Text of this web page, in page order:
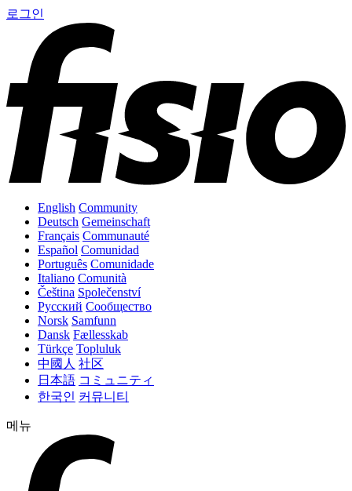
로그인
English Community
Deutsch Gemeinschaft
Français Communauté
Español Comunidad
Português Comunidade
Italiano Comunità
Čeština Společenství
Русский Сообщество
Norsk Samfunn
Dansk Fællesskab
Türkçe Topluluk
中國人 社区
日本語 コミュニティ
한국인 커뮤니티
메뉴